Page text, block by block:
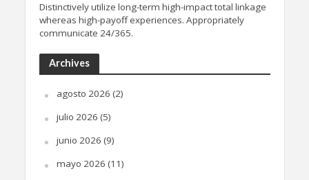
Distinctively utilize long-term high-impact total linkage
whereas high-payoff experiences. Appropriately
communicate 24/365.
Archives
agosto 2026 (2)
julio 2026 (5)
junio 2026 (9)
mayo 2026 (11)